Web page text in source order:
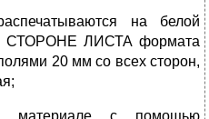
на белой
СТОРОНЕ ЛИСТА формата
20 мм со всех сторон,